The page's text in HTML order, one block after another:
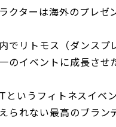
クターは海外のプレ
でリトモス（ダンス
のイベントに成長させ
というフィトネスイベ
られない最高のブラン